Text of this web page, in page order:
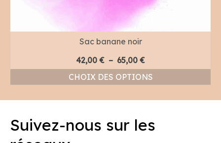
Sac banane noir
42,00 € – 65,00 €Plage
de
prix :
CHOIX DES OPTIONS
produit
plusieurs
Suivez-nous sur les